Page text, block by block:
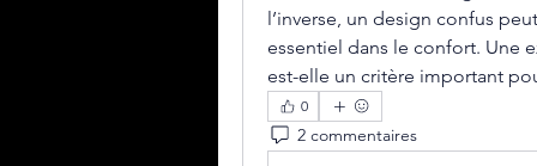
l’inverse, un design confus
essentiel dans le confort. Une
est-elle un critère important
0
2 commentaires